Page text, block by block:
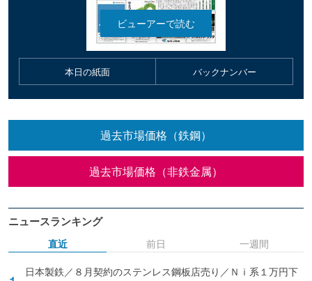
本日の紙面 バックナンバー
過去市場価格（鉄鋼）
過去市場価格（非鉄金属）
ニュースランキング
直近
日本製鉄／８月契約のステンレス鋼板店売り／Ｎｉ系１万円下
前日 一週間